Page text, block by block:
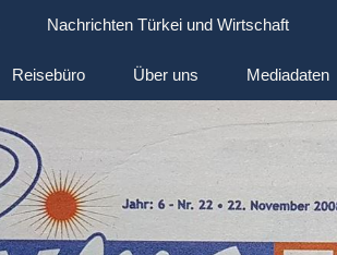
Nachrichten Türkei und Wirtschaft
Reisebüro Über uns Mediadaten